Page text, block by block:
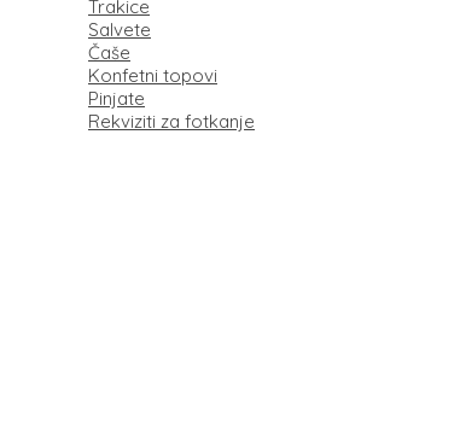
Trakice
Salvete
Čaše
Konfetni topovi
Pinjate
Rekviziti za fotkanje